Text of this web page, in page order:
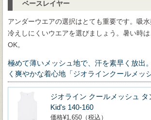
ベースレイヤー
アンダーウエアの選択はとても重要です。吸
冷えしにくいウエアを選びましょう。暑い時
OK。
極めて薄いメッシュ地で、汗を素早く放出
く爽やかな着心地「ジオラインクールメッシ
ジオライン クールメッシュ タ
Kid's 140-160
価格¥1,650（税込）